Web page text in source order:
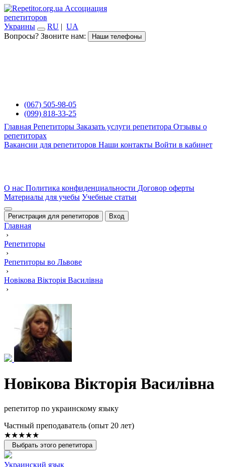
Ассоциация
репетиторов
Украины
RU | UA
Вопросы? Звоните нам:
Наши телефоны
(067) 505-98-05
(099) 818-33-25
Главная Репетиторы Заказать услуги репетитора Отзывы о
репетиторах
Вакансии для репетиторов Наши контакты Войти в кабинет
О нас Политика конфиденциальности Договор оферты
Материалы для учебы Учебные статьи
Регистрация для репетиторов Вход
Главная
›
Репетиторы
›
Репетиторы во Львове
›
Новікова Вікторія Василівна
›
Новікова Вікторія Василівна
репетитор по украинскому языку
Частный преподаватель (опыт 20 лет)
★★★★★
Выбрать этого репетитора
Украинский язык